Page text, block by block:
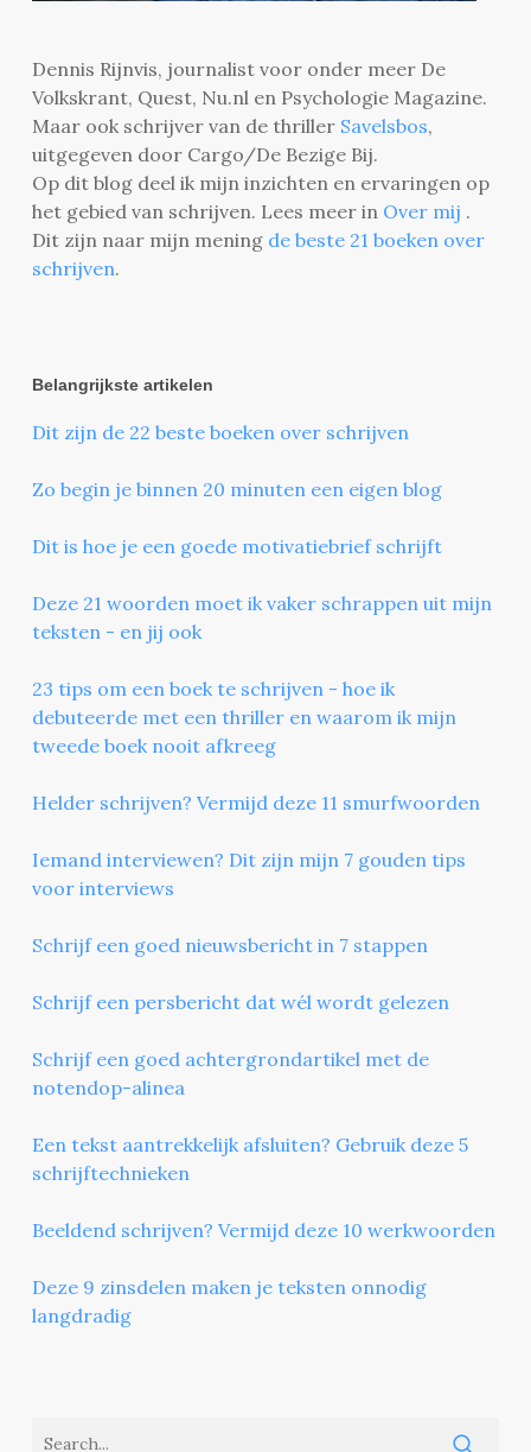
Dennis Rijnvis, journalist voor onder meer De
Volkskrant, Quest, Nu.nl en Psychologie Magazine.
Maar ook schrijver van de thriller Savelsbos,
uitgegeven door Cargo/De Bezige Bij.
Op dit blog deel ik mijn inzichten en ervaringen op
het gebied van schrijven. Lees meer in Over mij .
Dit zijn naar mijn mening de beste 21 boeken over
schrijven.
Belangrijkste artikelen
Dit zijn de 22 beste boeken over schrijven
Zo begin je binnen 20 minuten een eigen blog
Dit is hoe je een goede motivatiebrief schrijft
Deze 21 woorden moet ik vaker schrappen uit mijn
teksten - en jij ook
23 tips om een boek te schrijven - hoe ik
debuteerde met een thriller en waarom ik mijn
tweede boek nooit afkreeg
Helder schrijven? Vermijd deze 11 smurfwoorden
Iemand interviewen? Dit zijn mijn 7 gouden tips
voor interviews
Schrijf een goed nieuwsbericht in 7 stappen
Schrijf een persbericht dat wél wordt gelezen
Schrijf een goed achtergrondartikel met de
notendop-alinea
Een tekst aantrekkelijk afsluiten? Gebruik deze 5
schrijftechnieken
Beeldend schrijven? Vermijd deze 10 werkwoorden
Deze 9 zinsdelen maken je teksten onnodig
langdradig